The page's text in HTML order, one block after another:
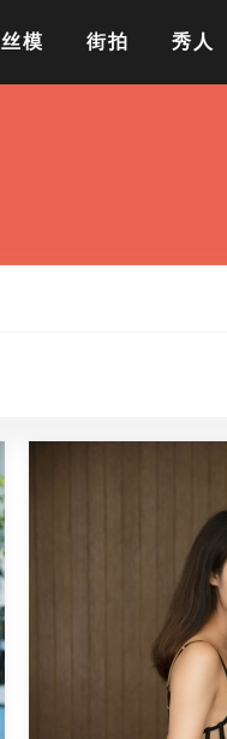
丝模 街拍 秀人